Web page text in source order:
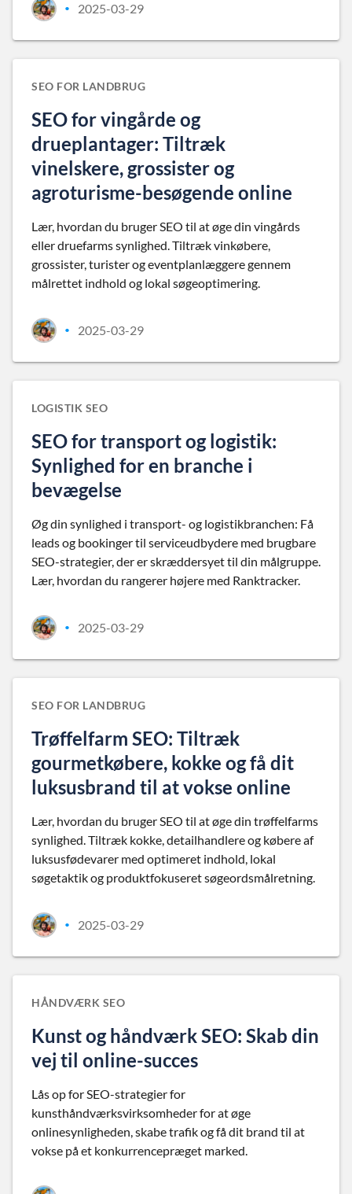
• 2025-03-29
SEO FOR LANDBRUG
SEO for vingårde og
drueplantager: Tiltræk
vinelskere, grossister og
agroturisme-besøgende online
Lær, hvordan du bruger SEO til at øge din vingårds
eller druefarms synlighed. Tiltræk vinkøbere,
grossister, turister og eventplanlæggere gennem
målrettet indhold og lokal søgeoptimering.
• 2025-03-29
LOGISTIK SEO
SEO for transport og logistik:
Synlighed for en branche i
bevægelse
Øg din synlighed i transport- og logistikbranchen: Få
leads og bookinger til serviceudbydere med brugbare
SEO-strategier, der er skræddersyet til din målgruppe.
Lær, hvordan du rangerer højere med Ranktracker.
• 2025-03-29
SEO FOR LANDBRUG
Trøffelfarm SEO: Tiltræk
gourmetkøbere, kokke og få dit
luksusbrand til at vokse online
Lær, hvordan du bruger SEO til at øge din trøffelfarms
synlighed. Tiltræk kokke, detailhandlere og købere af
luksusfødevarer med optimeret indhold, lokal
søgetaktik og produktfokuseret søgeordsmålretning.
• 2025-03-29
HÅNDVÆRK SEO
Kunst og håndværk SEO: Skab din
vej til online-succes
Lås op for SEO-strategier for
kunsthåndværksvirksomheder for at øge
onlinesynligheden, skabe trafik og få dit brand til at
vokse på et konkurrencepræget marked.